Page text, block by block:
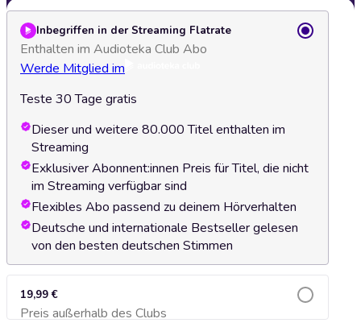
Inbegriffen in der Streaming Flatrate
Enthalten im Audioteka Club Abo
Werde Mitglied im
Teste 30 Tage gratis
Dieser und weitere 80.000 Titel enthalten im
Streaming
Exklusiver Abonnent:innen Preis für Titel, die nicht
im Streaming verfügbar sind
Flexibles Abo passend zu deinem Hörverhalten
Deutsche und internationale Bestseller gelesen
von den besten deutschen Stimmen
19,99 €
Preis außerhalb des ClubsZum Warenkorb hinzufügen